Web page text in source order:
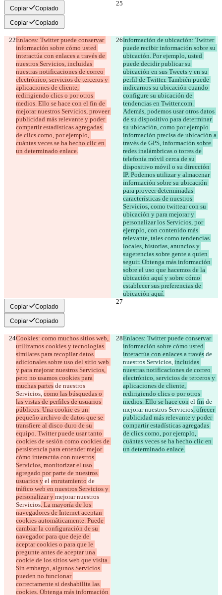
Copiar Copiado
Copiar Copiado
Enlaces: Twitter puede conservar
información sobre cómo usted
interactúa con enlaces a través de
nuestros Servicios, incluidas
nuestras notificaciones de correo
electrónico, servicios de terceros y
aplicaciones de cliente,
redirigiendo clics o por otros
medios. Ello se hace con el fin de
mejorar nuestros Servicios, proveer
publicidad más relevante y poder
compartir estadísticas agregadas
de clics como, por ejemplo,
cuántas veces se ha hecho clic en
un determinado enlace.
Información de ubicación: Twitter
puede recibir información sobre su
ubicación. Por ejemplo, usted
puede decidir publicar su
ubicación en sus Tweets y en su
perfil de Twitter. También puede
indicarnos su ubicación cuando
configure su ubicación de
tendencias en Twitter.com.
Además, podemos usar otros datos
de su dispositivo para determinar
su ubicación, como por ejemplo
información precisa de ubicación a
través de GPS, información sobre
redes inalámbricas o torres de
telefonía móvil cerca de su
dispositivo móvil o su dirección
IP. Podemos utilizar y almacenar
información sobre su ubicación
para proveer determinadas
características de nuestros
Servicios, como twittear con su
ubicación y para mejorar y
personalizar los Servicios, por
ejemplo, con contenido más
relevante, tales como tendencias
locales, historias, anuncios y
sugerencias sobre gente a quien
seguir. Obtenga más información
sobre el uso que hacemos de la
ubicación aquí y sobre cómo
establecer sus preferencias de
ubicación aquí.
Copiar Copiado
Copiar Copiado
Cookies: como muchos sitios web,
utilizamos cookies y tecnologías
similares para recopilar datos
adicionales sobre uso del sitio web
y para mejorar nuestros Servicios,
pero no usamos cookies para
muchas partes de nuestros
Servicios, como las búsquedas o
las vistas de perfiles de usuarios
públicos. Una cookie es un
pequeño archivo de datos que se
transfiere al disco duro de su
equipo. Twitter puede usar tanto
cookies de sesión como cookies de
persistencia para entender mejor
cómo interactúa con nuestros
Servicios, monitorizar el uso
agregado por parte de nuestros
usuarios y el enrutamiento de
tráfico web en nuestros Servicios y
personalizar y mejorar nuestros
Servicios. La mayoría de los
navegadores de Internet aceptan
cookies automáticamente. Puede
cambiar la configuración de su
navegador para que deje de
aceptar cookies o para que le
pregunte antes de aceptar una
cookie de los sitios web que visita.
Sin embargo, algunos Servicios
pueden no funcionar
correctamente si deshabilita las
cookies. Obtenga más información
Enlaces: Twitter puede conservar
información sobre cómo usted
interactúa con enlaces a través de
nuestros Servicios, incluidas
nuestras notificaciones de correo
electrónico, servicios de terceros y
aplicaciones de cliente,
redirigiendo clics o por otros
medios. Ello se hace con el fin de
mejorar nuestros Servicios, ofrecer
publicidad más relevante y poder
compartir estadísticas agregadas
de clics como, por ejemplo,
cuántas veces se ha hecho clic en
un determinado enlace.